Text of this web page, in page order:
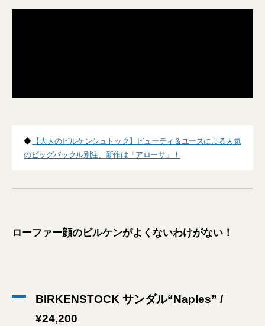
◆ 【大人のビルケンシュトック】ビューティ＆ユースによる人気
のビッグバックル別注、新作は「アローサ」！
ローファー顔のビルケンがよくないわけがない！
BIRKENSTOCK サンダル“Naples” /
¥24,200